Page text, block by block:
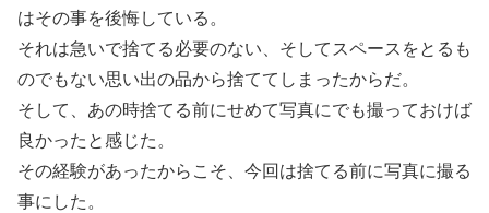
はその事を後悔している。
それは急いで捨てる必要のない、そしてスペースをとるも
のでもない思い出の品から捨ててしまったからだ。
そして、あの時捨てる前にせめて写真にでも撮っておけば
良かったと感じた。
その経験があったからこそ、今回は捨てる前に写真に撮る
事にした。